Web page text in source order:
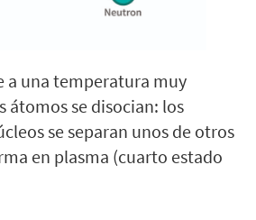
a una temperatura muy
átomos se disocian: los
se separan unos de otros
en plasma (cuarto estado